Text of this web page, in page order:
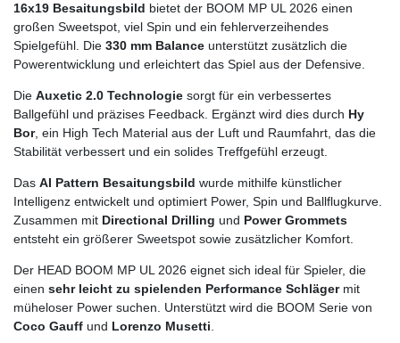
16x19 Besaitungsbild bietet der BOOM MP UL 2026 einen
großen Sweetspot, viel Spin und ein fehlerverzeihendes
Spielgefühl. Die 330 mm Balance unterstützt zusätzlich die
Powerentwicklung und erleichtert das Spiel aus der Defensive.
Die Auxetic 2.0 Technologie sorgt für ein verbessertes
Ballgefühl und präzises Feedback. Ergänzt wird dies durch Hy
Bor, ein High Tech Material aus der Luft und Raumfahrt, das die
Stabilität verbessert und ein solides Treffgefühl erzeugt.
Das AI Pattern Besaitungsbild wurde mithilfe künstlicher
Intelligenz entwickelt und optimiert Power, Spin und Ballflugkurve.
Zusammen mit Directional Drilling und Power Grommets
entsteht ein größerer Sweetspot sowie zusätzlicher Komfort.
Der HEAD BOOM MP UL 2026 eignet sich ideal für Spieler, die
einen sehr leicht zu spielenden Performance Schlägermit
müheloser Power suchen. Unterstützt wird die BOOM Serie von
Coco Gauff und Lorenzo Musetti.